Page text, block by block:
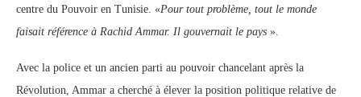
centre du Pouvoir en Tunisie. «Pour tout problème, tout le monde
faisait référence à Rachid Ammar. Il gouvernait le pays ».
Avec la police et un ancien parti au pouvoir chancelant après la
Révolution, Ammar a cherché à élever la position politique relative de